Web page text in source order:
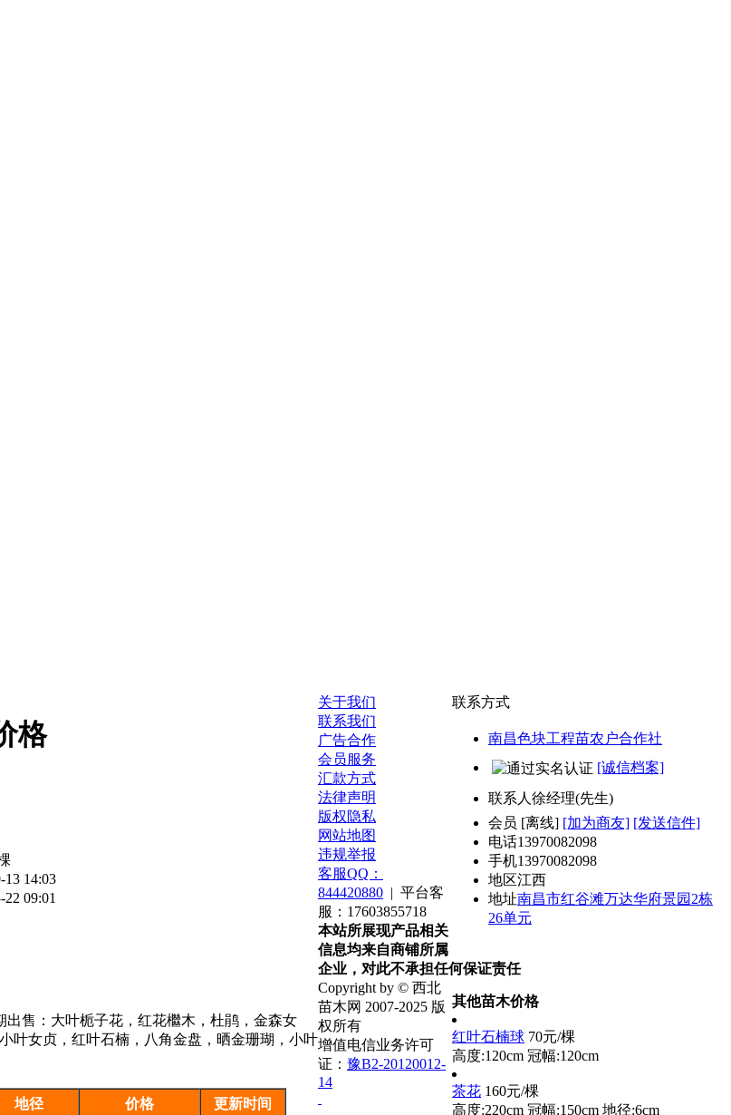
格
13 14:03
22 09:01
联系方式
南昌色块工程苗农户合作社
[诚信档案]
联系人 徐经理(先生)
会员 [离线] [加为商友] [发送信件]
电话13970082098
手机13970082098
地区江西
地址南昌市红谷滩万达华府景园2栋
26单元
售：大叶栀子花，红花檵木，杜鹃，金森女
叶女贞，红叶石楠，八角金盘，晒金珊瑚，小叶
地径 价格 更新时间
其他苗木价格
红叶石楠球 70元/棵
高度:120cm 冠幅:120cm
茶花 160元/棵
高度:220cm 冠幅:150cm 地径:6cm
关于我们
联系我们
广告合作
会员服务
汇款方式
法律声明
版权隐私
网站地图
违规举报
客服QQ：
844420880 | 平台客
服：17603855718
本站所展现产品相关
信息均来自商铺所属
企业，对此不承担任何保证责任
Copyright by © 西北
苗木网 2007-2025 版
权所有
增值电信业务许可
证： 豫B2-20120012-
14